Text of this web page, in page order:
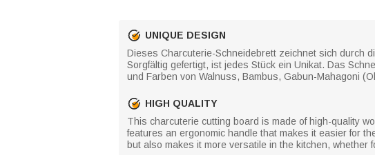
UNIQUE DESIGN
Dieses Charcuterie-Schneidebrett zeichnet sich durch
Sorgfältig gefertigt, ist jedes Stück ein Unikat. Das
und Farben von Walnuss, Bambus, Gabun-Mahagoni
HIGH QUALITY
This charcuterie cutting board is made of high-quality
features an ergonomic handle that makes it easier for
but also makes it more versatile in the kitchen,